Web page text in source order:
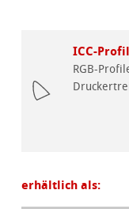
ICC-
RGB-
erhältlich als: